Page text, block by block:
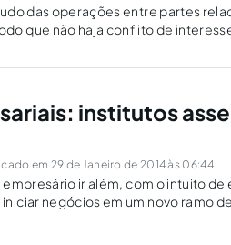
das operações entre partes
que não haja conflito de
institutos
em 29 de Janeiro de 2014 às 06:44
empresário ir além, com o intuito
negócios em um novo ramo